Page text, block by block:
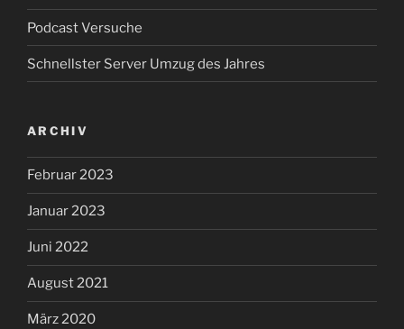
Podcast Versuche
Schnellster Server Umzug des Jahres
ARCHIV
Februar 2023
Januar 2023
Juni 2022
August 2021
März 2020